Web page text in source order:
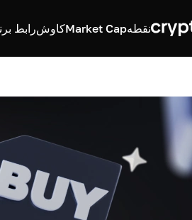
نقطهMarket Capکاوشرابط